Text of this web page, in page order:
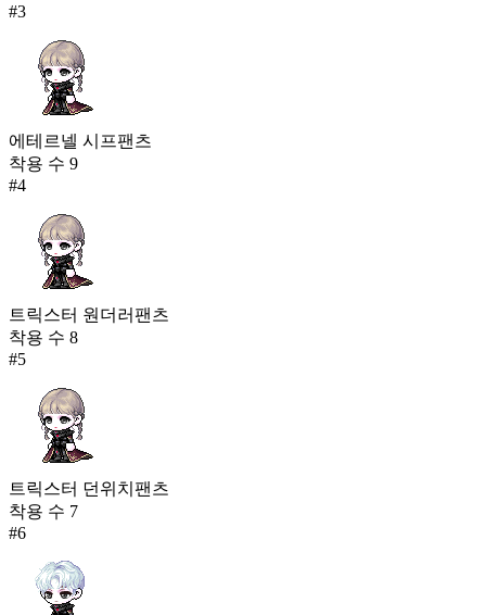
#3
에테르넬 시프팬츠
착용 수 9
#4
트릭스터 원더러팬츠
착용 수 8
#5
트릭스터 던위치팬츠
착용 수 7
#6